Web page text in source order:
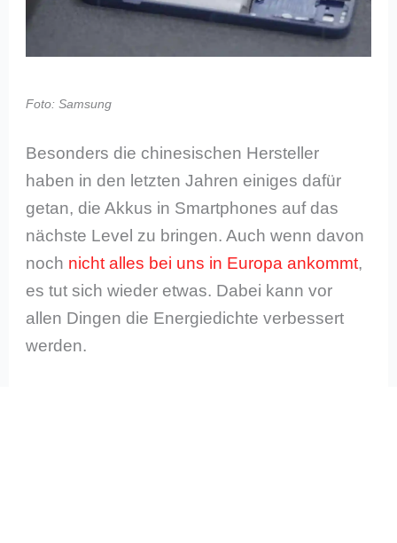
Foto: Samsung
Besonders die chinesischen Hersteller
haben in den letzten Jahren einiges dafür
getan, die Akkus in Smartphones auf das
nächste Level zu bringen. Auch wenn davon
noch nicht alles bei uns in Europa ankommt,
es tut sich wieder etwas. Dabei kann vor
allen Dingen die Energiedichte verbessert
werden.